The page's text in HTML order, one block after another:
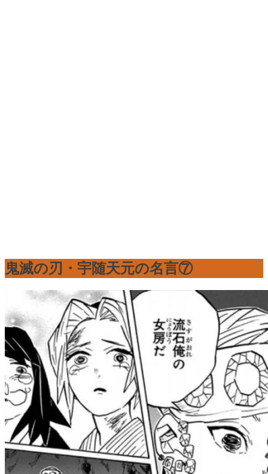
鬼滅の刃・宇随天元の名言⑦